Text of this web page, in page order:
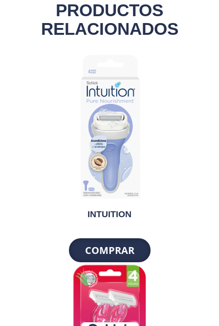
PRODUCTOS
RELACIONADOS
INTUITION
COMPRAR